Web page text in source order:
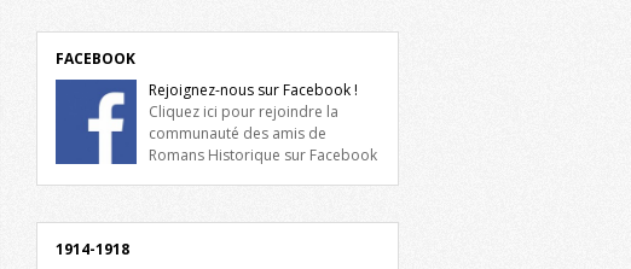
FACEBOOK
Rejoignez-nous sur Facebook !
Cliquez ici pour rejoindre la
communauté des amis de
Romans Historique sur Facebook
1914-1918